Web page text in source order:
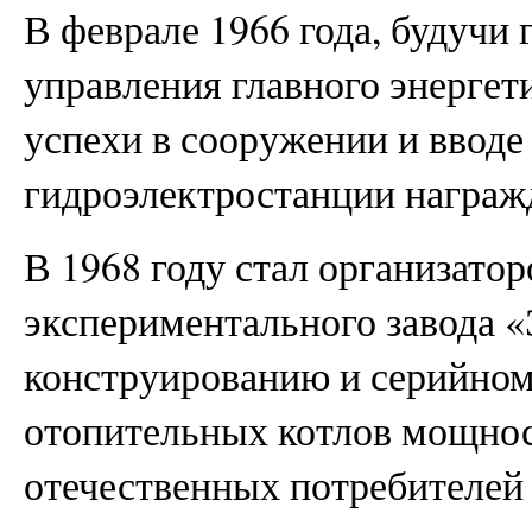
В феврале 1966 года,
управления главного
успехи в сооружении и
гидроэлектростанции
В 1968 году стал
экспериментального завода
конструированию и
отопительных котлов
отечественных